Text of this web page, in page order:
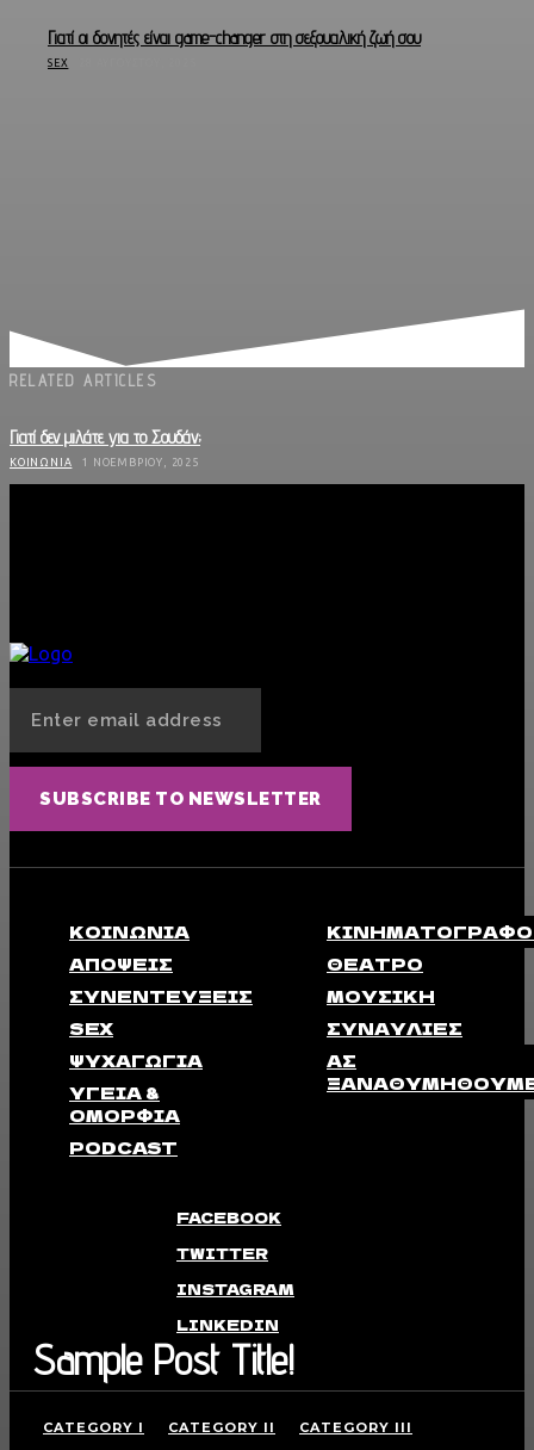
Sample Post Title!
CATEGORY I CATEGORY II CATEGORY III
Γιατί οι δονητές είναι game-changer στη σεξουαλική ζωή σου
SEX
RELATED ARTICLES
Γιατί δεν μιλάτε για το Σουδάν;
ΚΟΙΝΩΝΊΑ 1 ΝΟΕΜΒΡΊΟΥ, 2025
SUBSCRIBE TO NEWSLETTER
ΚΟΙΝΩΝΊΑ
ΑΠΟΨΕΙΣ
ΣΥΝΕΝΤΕΎΞΕΙΣ
SEX
ΨΥΧΑΓΩΓΊΑ
ΥΓΕΊΑ &
ΟΜΟΡΦΙΆ
PODCAST
ΘΈΑΤΡΟ
ΜΟΥΣΙΚΉ
ΣΥΝΑΥΛΊΕΣ
ΑΣ
FACEBOOK
TWITTER
INSTAGRAM
LINKEDIN